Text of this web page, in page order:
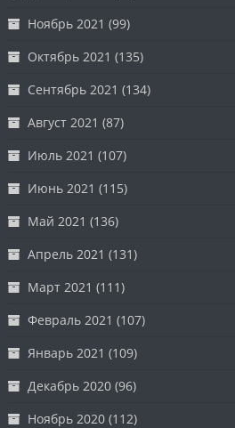
Ноябрь 2021 (99)
Октябрь 2021 (135)
Сентябрь 2021 (134)
Август 2021 (87)
Июль 2021 (107)
Июнь 2021 (115)
Май 2021 (136)
Апрель 2021 (131)
Март 2021 (111)
Февраль 2021 (107)
Январь 2021 (109)
Декабрь 2020 (96)
Ноябрь 2020 (112)